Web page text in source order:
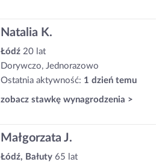
Natalia K.
Łódź 20 lat
Dorywczo, Jednorazowo
Ostatnia aktywność: 1 dzień temu
zobacz stawkę wynagrodzenia >
Małgorzata J.
Łódź, Bałuty 65 lat